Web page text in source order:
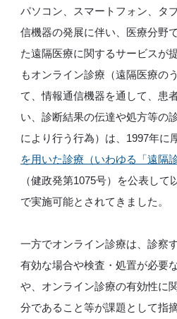
パソコン、スマートフォン、タ
信機器の発展に伴い、医療分野
た遠隔医療に関するサービスが
もオンライン診療（遠隔医療の
て、情報通信機器を通して、患
い、診断結果の伝達や処方等の
により行う行為）は、1997年に
を用いた診療（いわゆる「遠隔
（健政発第1075号）を公表し
で実施可能とされてきました。
一方でオンライン診療は、診察
有効な場合や検査・処置が必要
や、オンライン診療の有効性に
分であること等が課題として指